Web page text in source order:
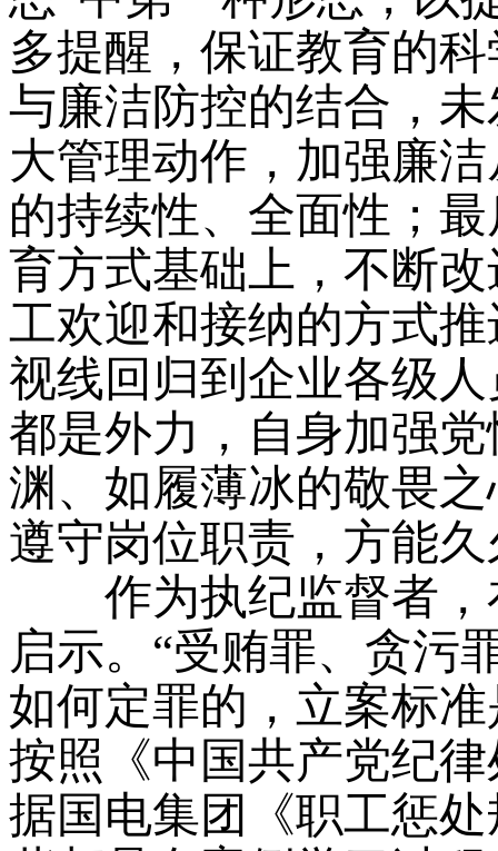
多提醒，保证教育的
与廉洁防控的结合，
大管理动作，加强廉
的持续性、全面性；
育方式基础上，不断
工欢迎和接纳的方式
视线回归到企业各级
都是外力，自身加强
渊、如履薄冰的敬畏
遵守岗位职责，方能
作为执纪监督者，
启示。“受贿罪、贪污
如何定罪的，立案标
按照《中国共产党纪
据国电集团《职工惩